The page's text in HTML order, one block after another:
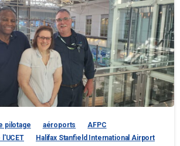
pilotage aéroports
AFPC
l'UCET
Halifax Stanfield International Airport